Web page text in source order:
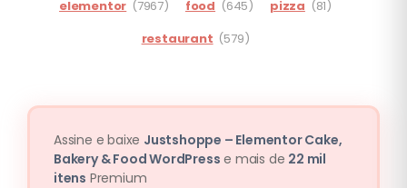
elementor (7967) food (645) pizza (81)
restaurant (579)
Assine e baixe Justshoppe – Elementor Cake,
Bakery & Food WordPress e mais de 22 mil
itens Premium